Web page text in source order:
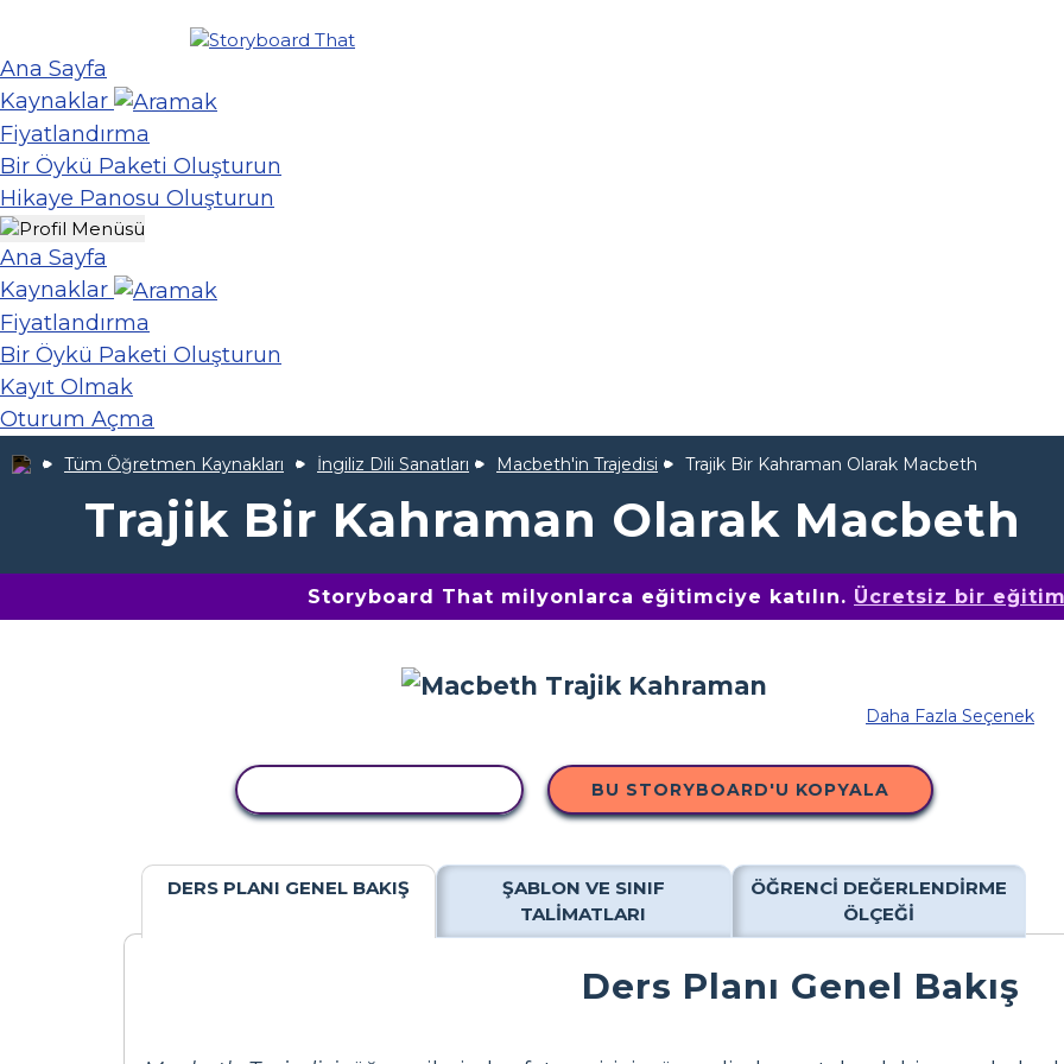
Ana Sayfa
Kaynaklar
Fiyatlandırma
Bir Öykü Paketi Oluşturun
Hikaye Panosu Oluşturun
Ana Sayfa
Kaynaklar
Fiyatlandırma
Bir Öykü Paketi Oluşturun
Kayıt Olmak
Oturum Açma
Tüm Öğretmen Kaynakları İngiliz Dili Sanatları Macbeth'in Trajedisi Trajik Bir Kahraman Olarak Macbeth
Trajik Bir Kahraman Olarak Macbeth
Storyboard That milyonlarca eğitimciye katılın. Ücretsiz bir
Daha Fazla Seçenek
BU STORYBOARD'U KOPYALA
DERS PLANI GENEL BAKIŞ
ŞABLON VE SINIF
TALIMATLARI
ÖĞRENCI DEĞERLENDIRME
ÖLÇEĞI
Ders Planı Genel Bakış